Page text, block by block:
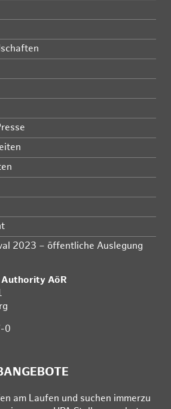
2023 – öffentliche Auslegung
AöR
0
am Lau­fen und su­chen im­mer­zu